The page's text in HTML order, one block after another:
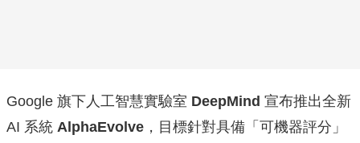
Google 旗下人工智慧實驗室 DeepMind 宣布推出全新
AI 系統 AlphaEvolve ，目標針對具備「可機器評分」